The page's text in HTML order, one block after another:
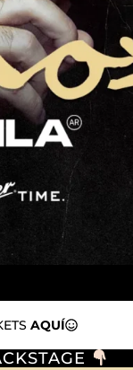
AQUÍ